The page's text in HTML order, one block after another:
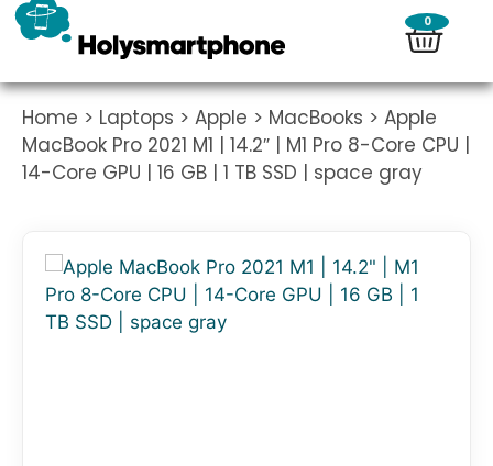
0
Home > Laptops > Apple > MacBooks > Apple
MacBook Pro 2021 M1 | 14.2″ | M1 Pro 8-Core CPU |
14-Core GPU | 16 GB | 1 TB SSD | space gray